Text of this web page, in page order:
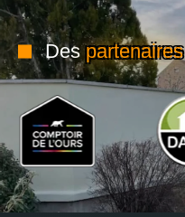
Despartenaires